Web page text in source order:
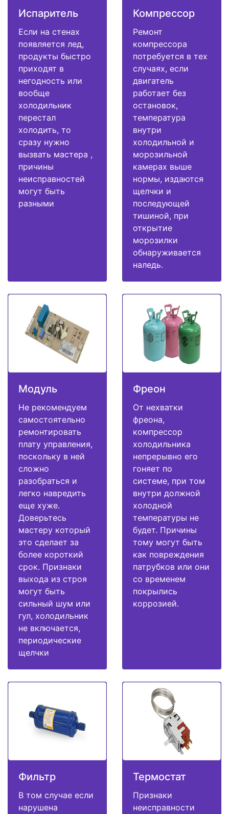
Испаритель
Если на стенах
появляется лед,
продукты быстро
приходят в
негодность или
вообще
холодильник
перестал
холодить, то
сразу нужно
вызвать мастера ,
причины
неисправностей
могут быть
разными
Компрессор
Ремонт
компрессора
потребуется в тех
случаях, если
двигатель
работает без
остановок,
температура
внутри
холодильной и
морозильной
камерах выше
нормы, издаются
щелчки и
последующей
тишиной, при
открытие
морозилки
обнаруживается
наледь.
Модуль
Не рекомендуем
самостоятельно
ремонтировать
плату управления,
поскольку в ней
сложно
разобраться и
легко навредить
еще хуже.
Доверьтесь
мастеру который
это сделает за
более короткий
срок. Признаки
выхода из строя
могут быть
сильный шум или
гул, холодильник
не включается,
периодические
щелчки
Фреон
От нехватки
фреона,
компрессор
холодильника
непрерывно его
гоняет по
системе, при том
внутри должной
холодной
температуры не
будет. Причины
тому могут быть
как повреждения
патрубков или они
со временем
покрылись
коррозией.
Фильтр
В том случае если
нарушена
Термостат
Признаки
неисправности